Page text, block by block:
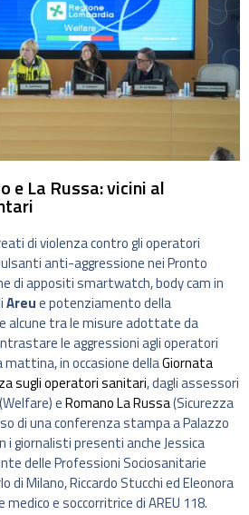
e La Russa: vicini al
di violenza contro gli operatori
anti-aggressione nei Pronto
di appositi smartwatch, body cam in
Areue potenziamento della
alcune tra le misure adottate da
le aggressioni agli operatori
in occasione dellaGiornata
sugli operatori sanitari, dagli assessori
(Welfare) eRomano La Russa(Sicurezza
di una conferenza stampa a Palazzo
i giornalisti presenti anche Jessica
delle Professioni Sociosanitarie
di Milano, Riccardo Stucchi ed Eleonora
e soccorritrice di AREU 118.